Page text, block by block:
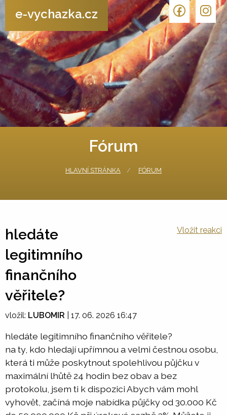
e-vychazka.cz
Fórum
HLAVNÍ STRÁNKA FÓRUM
hledáte
legitimního
finančního
věřitele?
Vložit reakci
vložil: LUBOMIR 17. 06. 2026 16:47
hledáte legitimního finančního věřitele?
na ty, kdo hledají upřímnou a velmi čestnou osobu,
která ti může poskytnout spolehlivou půjčku v
maximální lhůtě 24 hodin bez obav a bez
protokolu, jsem ti k dispozici Abych vám mohl
vyhovět, začíná moje nabídka půjčky od 30.000 Kč